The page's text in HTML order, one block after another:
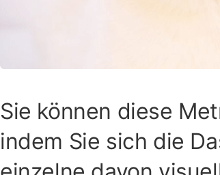
Sie können diese
indem Sie sich die